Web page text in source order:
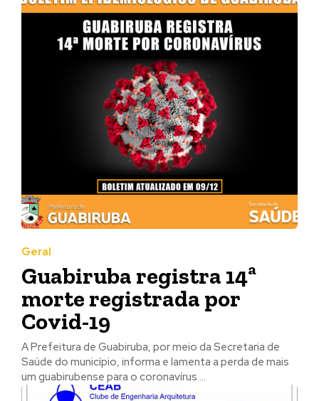
Geral
Guabiruba registra 14ª
morte registrada por
Covid-19
A Prefeitura de Guabiruba, por meio da Secretaria de
Saúde do município, informa e lamenta a perda de mais
um guabirubense para o coronavírus....